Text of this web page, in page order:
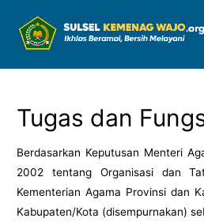
Tugas dan
Berdasarkan Keputusan Menteri
2002 tentang Organisasi dan
Kementerian Agama Provinsi dan
Kabupaten/Kota (disempurnakan)